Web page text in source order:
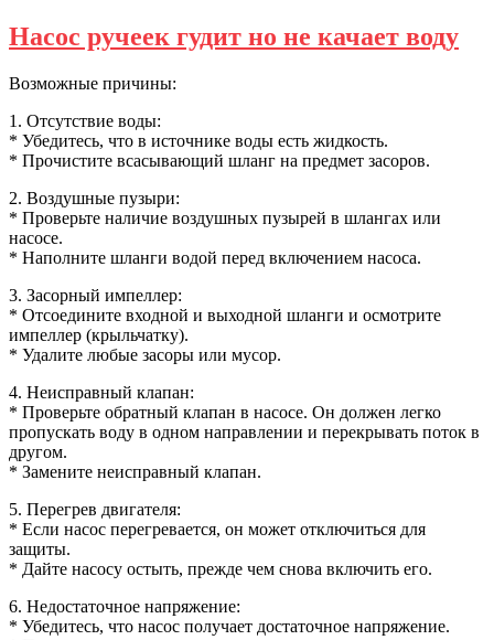
Насос ручеек гудит но не качает воду
Возможные причины:
1. Отсутствие воды:
* Убедитесь, что в источнике воды есть жидкость.
* Прочистите всасывающий шланг на предмет засоров.
2. Воздушные пузыри:
* Проверьте наличие воздушных пузырей в шлангах или
насосе.
* Наполните шланги водой перед включением насоса.
3. Засорный импеллер:
* Отсоедините входной и выходной шланги и осмотрите
импеллер (крыльчатку).
* Удалите любые засоры или мусор.
4. Неисправный клапан:
* Проверьте обратный клапан в насосе. Он должен легко
пропускать воду в одном направлении и перекрывать поток в
другом.
* Замените неисправный клапан.
5. Перегрев двигателя:
* Если насос перегревается, он может отключиться для
защиты.
* Дайте насосу остыть, прежде чем снова включить его.
6. Недостаточное напряжение:
* Убедитесь, что насос получает достаточное напряжение.